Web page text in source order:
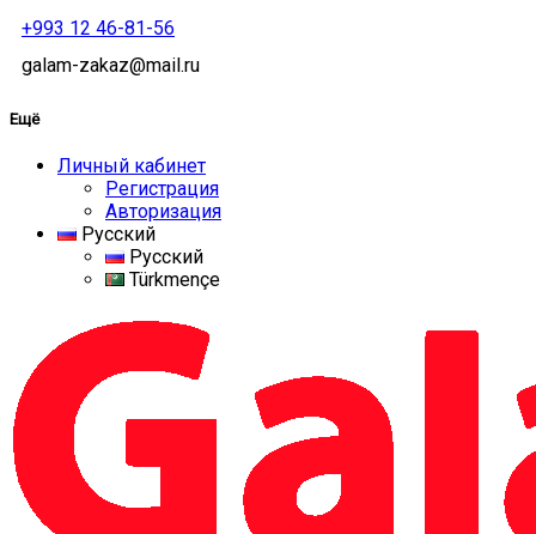
+993 12 46-81-56
galam-zakaz@mail.ru
Ещё
Личный кабинет
Регистрация
Авторизация
Русский
Русский
Türkmençe